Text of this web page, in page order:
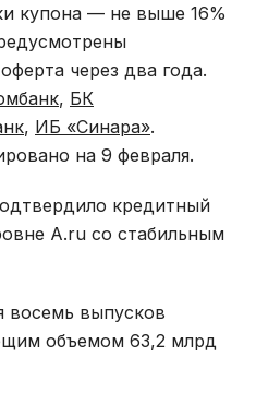
купона — не выше 16%
через два года.
, БК
, ИБ «Синара».
на 9 февраля.
кредитный
A.ru со стабильным
восемь выпусков
объемом 63,2 млрд